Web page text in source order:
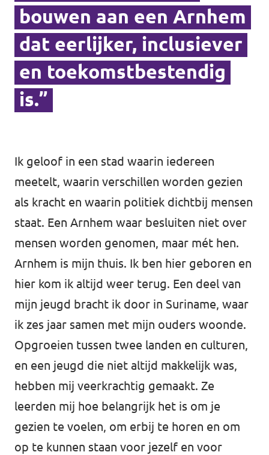
bouwen aan een Arnhem
dat eerlijker, inclusiever
en toekomstbestendig
is.”
Ik geloof in een stad waarin iedereen
meetelt, waarin verschillen worden gezien
als kracht en waarin politiek dichtbij mensen
staat. Een Arnhem waar besluiten niet over
mensen worden genomen, maar mét hen.
Arnhem is mijn thuis. Ik ben hier geboren en
hier kom ik altijd weer terug. Een deel van
mijn jeugd bracht ik door in Suriname, waar
ik zes jaar samen met mijn ouders woonde.
Opgroeien tussen twee landen en culturen,
en een jeugd die niet altijd makkelijk was,
hebben mij veerkrachtig gemaakt. Ze
leerden mij hoe belangrijk het is om je
gezien te voelen, om erbij te horen en om
op te kunnen staan voor jezelf en voor